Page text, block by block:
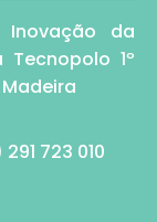
Inovação da
1º
723 010